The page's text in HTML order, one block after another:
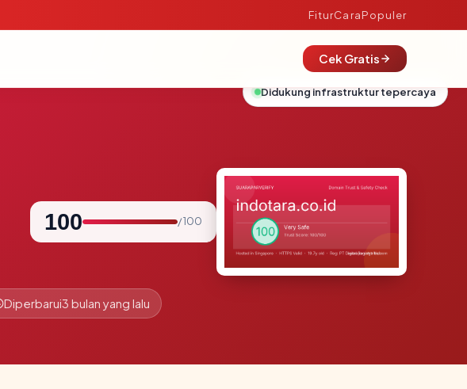
FiturCaraPopuler
Cek Gratis
100 / 100
Diperbarui3 bulan yang lalu
Didukung infrastruktur tepercaya